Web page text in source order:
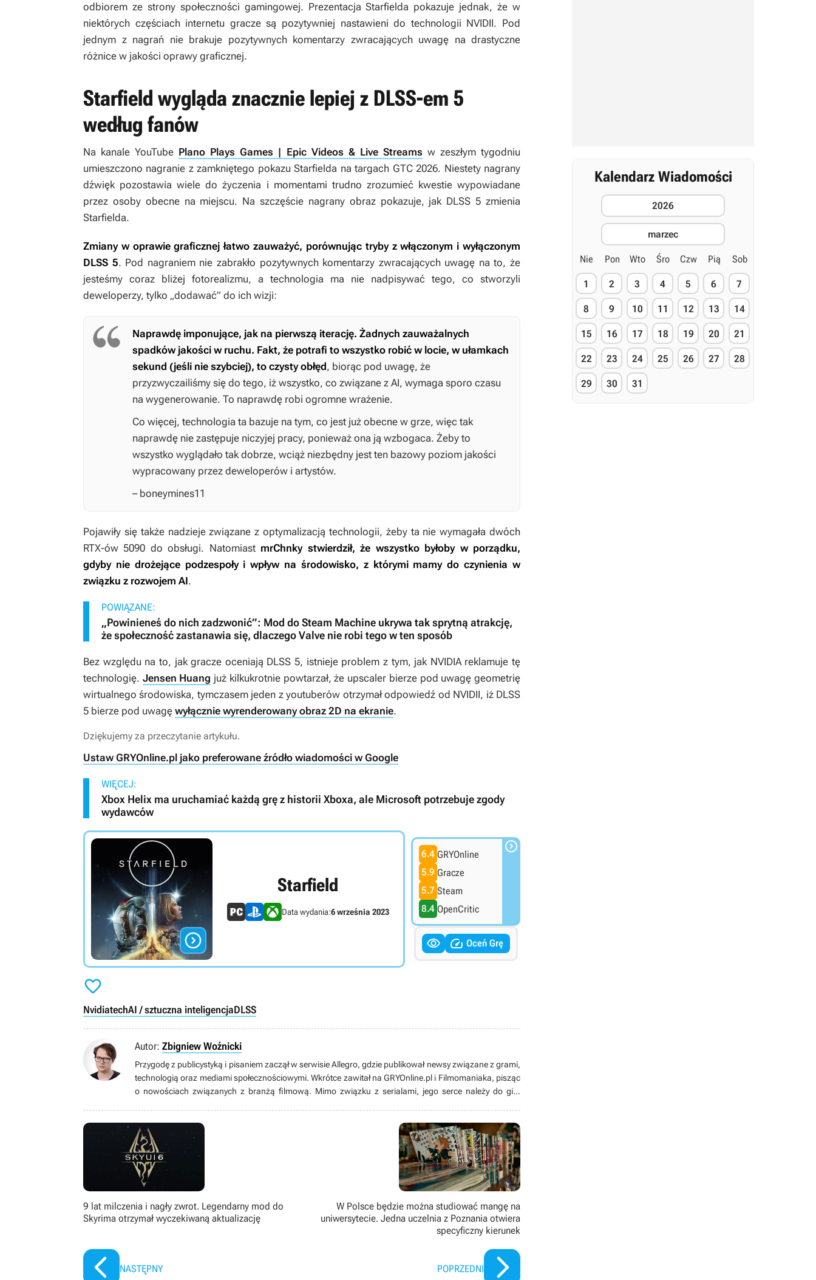
odbiorem ze strony społeczności gamingowej. Prezentacja Starfielda pokazuje jednak, że w
niektórych częściach internetu gracze są pozytywniej nastawieni do technologii NVIDII. Pod
jednym z nagrań nie brakuje pozytywnych komentarzy zwracających uwagę na drastyczne
różnice w jakości oprawy graficznej.
Starfield wygląda znacznie lepiej z DLSS-em 5
według fanów
Na kanale YouTube Plano Plays Games | Epic Videos & Live Streams w zeszłym tygodniu
umieszczono nagranie z zamkniętego pokazu Starfielda na targach GTC 2026. Niestety nagrany
dźwięk pozostawia wiele do życzenia i momentami trudno zrozumieć kwestie wypowiadane
przez osoby obecne na miejscu. Na szczęście nagrany obraz pokazuje, jak DLSS 5 zmienia
Starfielda.
Zmiany w oprawie graficznej łatwo zauważyć, porównując tryby z włączonym i wyłączonym
DLSS 5. Pod nagraniem nie zabrakło pozytywnych komentarzy zwracających uwagę na to, że
jesteśmy coraz bliżej fotorealizmu, a technologia ma nie nadpisywać tego, co stworzyli
deweloperzy, tylko „dodawać” do ich wizji:
Naprawdę imponujące, jak na pierwszą iterację. Żadnych zauważalnych
spadków jakości w ruchu. Fakt, że potrafi to wszystko robić w locie, w ułamkach
sekund (jeśli nie szybciej), to czysty obłęd, biorąc pod uwagę, że
przyzwyczailiśmy się do tego, iż wszystko, co związane z AI, wymaga sporo czasu
na wygenerowanie. To naprawdę robi ogromne wrażenie.
Co więcej, technologia ta bazuje na tym, co jest już obecne w grze, więc tak
naprawdę nie zastępuje niczyjej pracy, ponieważ ona ją wzbogaca. Żeby to
wszystko wyglądało tak dobrze, wciąż niezbędny jest ten bazowy poziom jakości
wypracowany przez deweloperów i artystów.
– boneymines11
Pojawiły się także nadzieje związane z optymalizacją technologii, żeby ta nie wymagała dwóch
RTX-ów 5090 do obsługi. Natomiast mrChnky stwierdził, że wszystko byłoby w porządku,
gdyby nie drożejące podzespoły i wpływ na środowisko, z którymi mamy do czynienia w
związku z rozwojem AI.
POWIĄZANE:
„Powinieneś do nich zadzwonić”: Mod do Steam Machine ukrywa tak sprytną atrakcję,
że społeczność zastanawia się, dlaczego Valve nie robi tego w ten sposób
Bez względu na to, jak gracze oceniają DLSS 5, istnieje problem z tym, jak NVIDIA reklamuje tę
technologię. Jensen Huang już kilkukrotnie powtarzał, że upscaler bierze pod uwagę geometrię
wirtualnego środowiska, tymczasem jeden z youtuberów otrzymał odpowiedź od NVIDII, iż DLSS
5 bierze pod uwagę wyłącznie wyrenderowany obraz 2D na ekranie.
Dziękujemy za przeczytanie artykułu.
Ustaw GRYOnline.pl jako preferowane źródło wiadomości w Google
WIĘCEJ:
Xbox Helix ma uruchamiać każdą grę z historii Xboxa, ale Microsoft potrzebuje zgody
wydawców

Starfield
Data wydania:6 września 2023
6.4 GRYOnline
5.9 Gracze
5.7 Steam
8.4 OpenCritic

  Oceń Grę

NvidiatechAI / sztuczna inteligencjaDLSS
Autor: Zbigniew Woźnicki
Przygodę z publicystyką i pisaniem zaczął w serwisie Allegro, gdzie publikował newsy związane z grami,
technologią oraz mediami społecznościowymi. Wkrótce zawitał na GRYOnline.pl i Filmomaniaka, pisząc
o nowościach związanych z branżą filmową. Mimo związku z serialami, jego serce należy do gier
mmorpg.org.pl. Uwielbia ponarzekać, ale oczywiście konstruktywnie i z umiarem. Na forum pisze pod
ksywką Canaton.
9 lat milczenia i nagły zwrot. Legendarny mod do
Skyrima otrzymał wyczekiwaną aktualizację
NASTĘPNY
W Polsce będzie można studiować mangę na
uniwersytecie. Jedna uczelnia z Poznania otwiera
specyficzny kierunek
POPRZEDNI
Kalendarz Wiadomości
2026
marzec
Nie Pon Wto Śro Czw Pią Sob
1 2 3 4 5 6 7
8 9 10 11 12 13 14
15 16 17 18 19 20 21
22 23 24 25 26 27 28
29 30 31